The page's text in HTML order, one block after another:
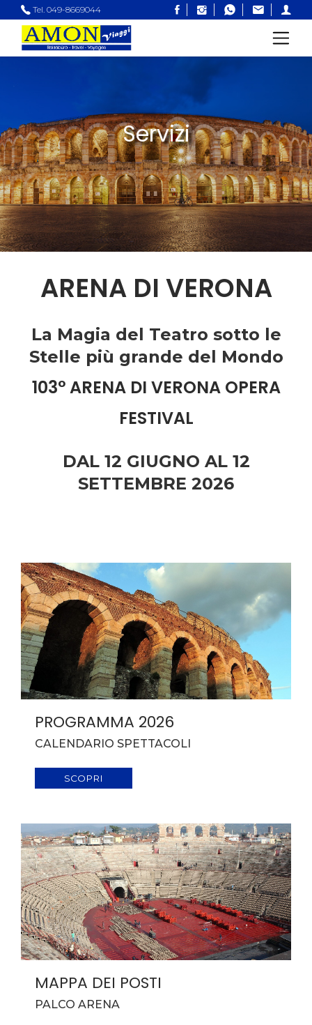
Tel. 049-8669044
Servizi
ARENA DI VERONA
La Magia del Teatro sotto le
Stelle più grande del Mondo
103° ARENA DI VERONA OPERA
FESTIVAL
DAL 12 GIUGNO AL 12
SETTEMBRE 2026
PROGRAMMA 2026
CALENDARIO SPETTACOLI
SCOPRI
MAPPA DEI POSTI
PALCO ARENA